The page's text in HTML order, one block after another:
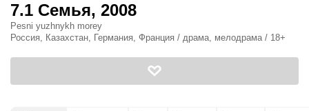
7.1 Семья, 2008
Pesni yuzhnykh morey
Россия, Казахстан, Германия, Франция / драма, мелодрама / 18+